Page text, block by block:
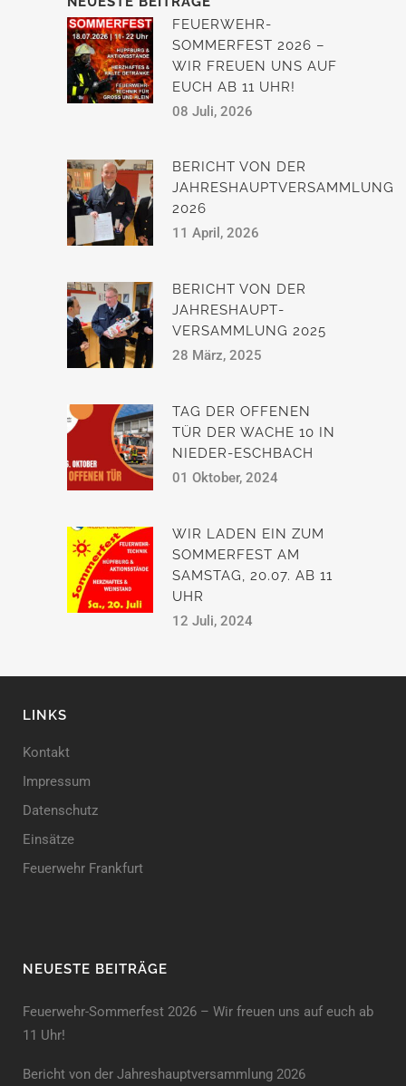
FEUERWEHR-
SOMMERFEST 2026 –
WIR FREUEN UNS AUF
EUCH AB 11 UHR!
08 Juli, 2026
BERICHT VON DER
JAHRESHAUPTVERSAMMLUNG
2026
11 April, 2026
BERICHT VON DER
JAHRESHAUPT­
VERSAMMLUNG 2025
28 März, 2025
TAG DER OFFENEN
TÜR DER WACHE 10 IN
NIEDER-ESCHBACH
01 Oktober, 2024
WIR LADEN EIN ZUM
SOMMERFEST AM
SAMSTAG, 20.07. AB 11
UHR
12 Juli, 2024
LINKS
Kontakt
Impressum
Datenschutz
Einsätze
Feuerwehr Frankfurt
NEUESTE BEITRÄGE
Feuerwehr-Sommerfest 2026 – Wir freuen uns auf euch ab
11 Uhr!
Bericht von der Jahreshauptversammlung 2026